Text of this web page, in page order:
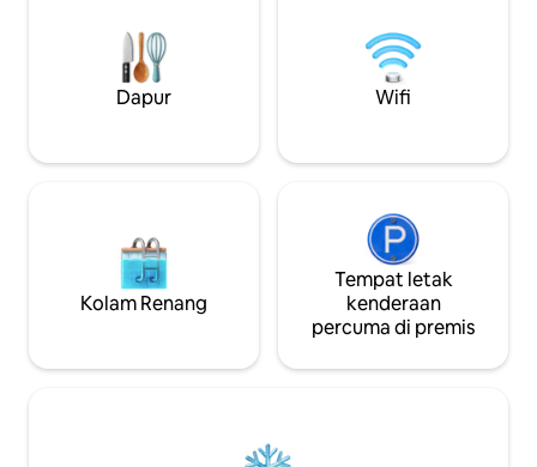
23 min) 🛍️ Kemudahan 100 m jauhnya
Dilarang merokok Pembersihan
menyeluruh selepas setiap penginapan
bas, anda boleh
metro A dan
Dapur Wifi
Kolam Renang
Tempat letak
kenderaan
percuma di premis